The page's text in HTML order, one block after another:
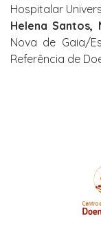
Hospitalar
Helena Santos,
Nova de Gaia/
Referência de